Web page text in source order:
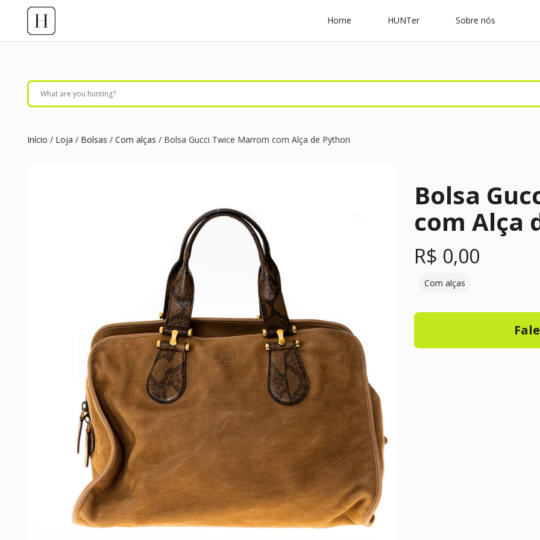
Home HUNTer Sobre nós
Início / Loja / Bolsas / Com alças / Bolsa Gucci Twice Marrom com Alça de Python
Bolsa
com Alça
R$ 0,00
Com alças